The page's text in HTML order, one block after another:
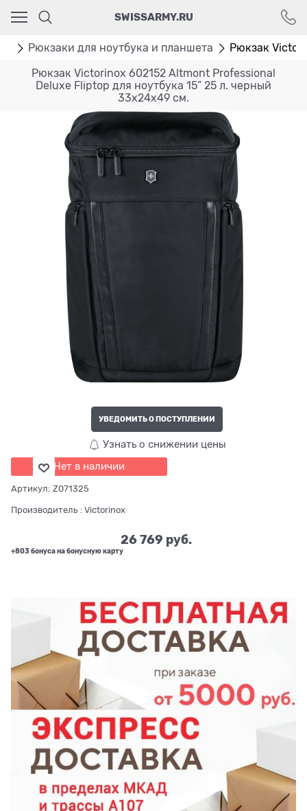
SWISSARMY.RU
Рюкзаки для ноутбука и планшета Рюкзак
Рюкзак Victorinox 602152 Altmont Professional
Deluxe Fliptop для ноутбука 15” 25 л. черный
33x24x49 см.
УВЕДОМИТЬ О ПОСТУПЛЕНИИ
Узнать о снижении цены
Нет в наличии
Артикул: Z071325
Производитель : Victorinox
26 769 руб.
+803 бонуса на бонусную карту
Ваш город - Москва,
угадали?
ДА НЕТ